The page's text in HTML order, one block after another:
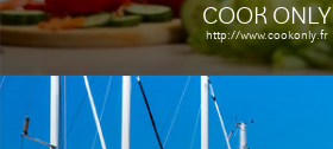
COOK ONLY
http://www.cookonly.fr